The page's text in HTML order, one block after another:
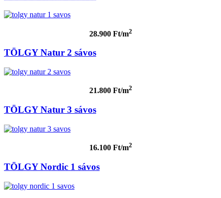
28.900 Ft/m2
TÖLGY Natur 2 sávos
21.800 Ft/m2
TÖLGY Natur 3 sávos
16.100 Ft/m2
TÖLGY Nordic 1 sávos